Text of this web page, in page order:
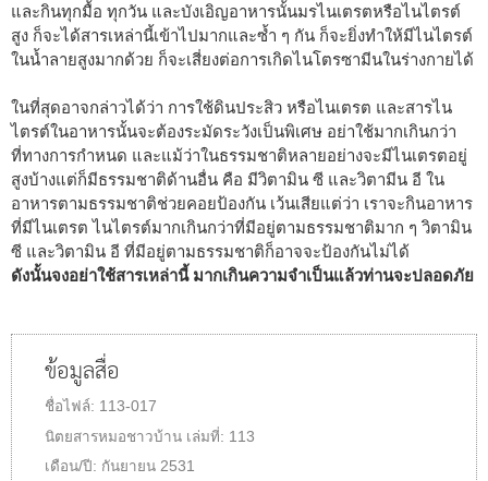
และกินทุกมื้อ ทุกวัน และบังเอิญอาหารนั้นมรไนเตรตหรือไนไตรต์
สูง ก็จะได้สารเหล่านี้เข้าไปมากและซ้ำ ๆ กัน ก็จะยิ่งทำให้มีไนไตรต์
ในน้ำลายสูงมากด้วย ก็จะเสี่ยงต่อการเกิดไนโตรซามีนในร่างกายได้
ในที่สุดอาจกล่าวได้ว่า การใช้ดินประสิว หรือไนเตรต และสารไน
ไตรต์ในอาหารนั้นจะต้องระมัดระวังเป็นพิเศษ อย่าใช้มากเกินกว่า
ที่ทางการกำหนด และแม้ว่าในธรรมชาติหลายอย่างจะมีไนเตรตอยู่
สูงบ้างแต่ก็มีธรรมชาติด้านอื่น คือ มีวิตามิน ซี และวิตามีน อี ใน
อาหารตามธรรมชาติช่วยคอยป้องกัน เว้นเสียแต่ว่า เราจะกินอาหาร
ที่มีไนเตรต ไนไตรต์มากเกินกว่าที่มีอยู่ตามธรรมชาติมาก ๆ วิตามิน
ซี และวิตามิน อี ที่มีอยู่ตามธรรมชาติก็อาจจะป้องกันไม่ได้
ดังนั้นจงอย่าใช้สารเหล่านี้ มากเกินความจำเป็นแล้วท่านจะปลอดภัย
ข้อมูลสื่อ
ชื่อไฟล์: 113-017
นิตยสารหมอชาวบ้าน เล่มที่: 113
เดือน/ปี: กันยายน 2531